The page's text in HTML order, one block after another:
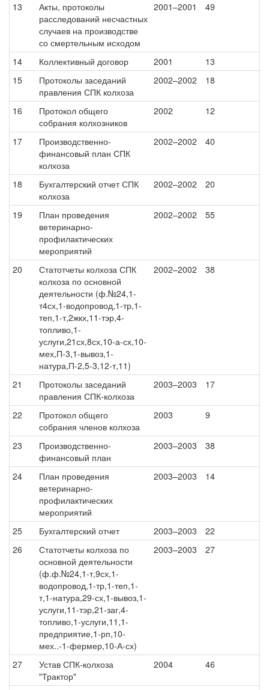
13
Акты, протоколы
расследований несчастных
случаев на производстве
со смертельным исходом
2001–2001 49
14 Коллективный договор 2001
13
15
Протоколы заседаний
правления СПК колхоза
2002–2002 18
16
Протокол общего
собрания колхозников
2002 12
17
Производственно-
финансовый план СПК
колхоза
2002–2002 40
18
Бухгалтерский отчет СПК
колхоза
2002–2002 20
19
План проведения
ветеринарно-
профилактических
мероприятий
2002–2002 55
20
Статотчеты колхоза СПК
колхоза по основной
деятельности (ф.№24,1-
т4сх,1-водопровод,1-тр,1-
теп,1-т,2жкх,11-тэр,4-
топливо,1-
услуги,21сх,8сх,10-а-сх,10-
мех,П-3,1-вывоз,1-
натура,П-2,5-3,12-т,11)
2002–2002 38
21
Протоколы заседаний
правления СПК-колхоза
2003–2003 17
22
Протокол общего
собрания членов колхоза
2003 9
23
Производственно-
финансовый план
2003–2003 38
24
План проведения
ветеринарно-
профилактических
мероприятий
2003–2003 14
25 Бухгалтерский отчет 2003–2003
22
26
Статотчеты колхоза по
основной деятельности
(ф.ф.№24,1-т,9сх,1-
водопровод,1-тр,1-теп,1-
т,1-натура,29-сх,1-вывоз,1-
услуги,11-тэр,21-заг,4-
топливо,1-услуги,11,1-
предприятие,1-рп,10-
мех..-1-фермер,10-А-сх)
2003–2003 27
27
Устав СПК-колхоза
"Трактор"
2004 46